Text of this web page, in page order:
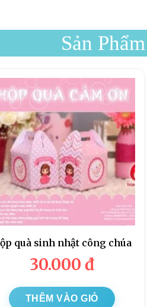
Sản
quà sinh nhật công chúa
30.000 đ
THÊM VÀO GIỎ